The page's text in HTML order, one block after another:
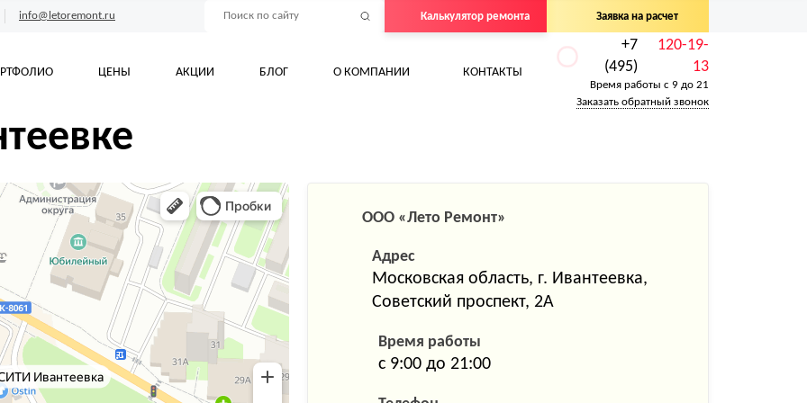
info@letoremont.ru Калькулятор ремонта Заявка на расчет
ЦЕНЫ АКЦИИ БЛОГ О КОМПАНИИ КОНТАКТЫ
+7
(495)
120-19-
13
Время работы с 9 до 21
Заказать обратный звонок
ООО «Лето Ремонт»
Адрес
Московская область, г. Ивантеевка,
Советский проспект, 2А
Время работы
с 9:00 до 21:00